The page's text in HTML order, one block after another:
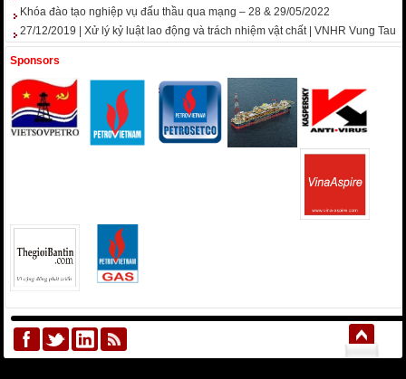
Khóa đào tạo nghiệp vụ đấu thầu qua mạng – 28 & 29/05/2022
27/12/2019 | Xử lý kỷ luật lao động và trách nhiệm vật chất | VNHR Vung Tau
Sponsors